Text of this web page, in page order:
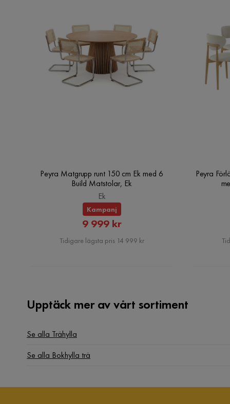
Peyra Matgrupp runt 150 cm Ek med 6
Build Matstolar, Ek
Ek
Kampanj
Rabatterat
Pris
9 999 kr
Tidigare lägsta pris 14 999 kr
Peyra
Upptäck mer av vårt sortiment
Se alla Trähylla
Se alla Bokhylla trä